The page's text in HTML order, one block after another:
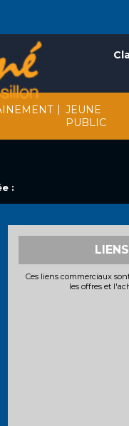
| JEUNE
PUBLIC
:
Ces liens commerciaux
les offres et